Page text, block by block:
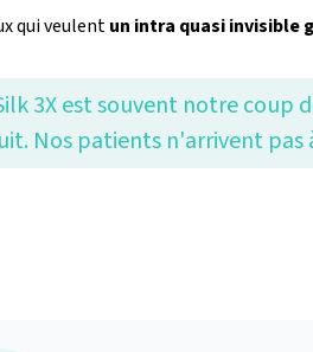
qui veulentun intra quasi
3X est souvent notre
Nos patients n'arrivent pas